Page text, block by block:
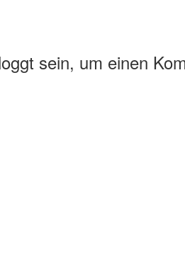
sein, um einen